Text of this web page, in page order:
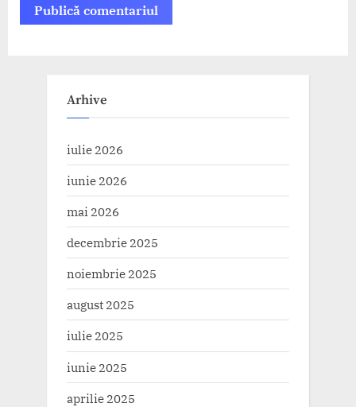
Arhive
iulie 2026
iunie 2026
mai 2026
decembrie 2025
noiembrie 2025
august 2025
iulie 2025
iunie 2025
aprilie 2025